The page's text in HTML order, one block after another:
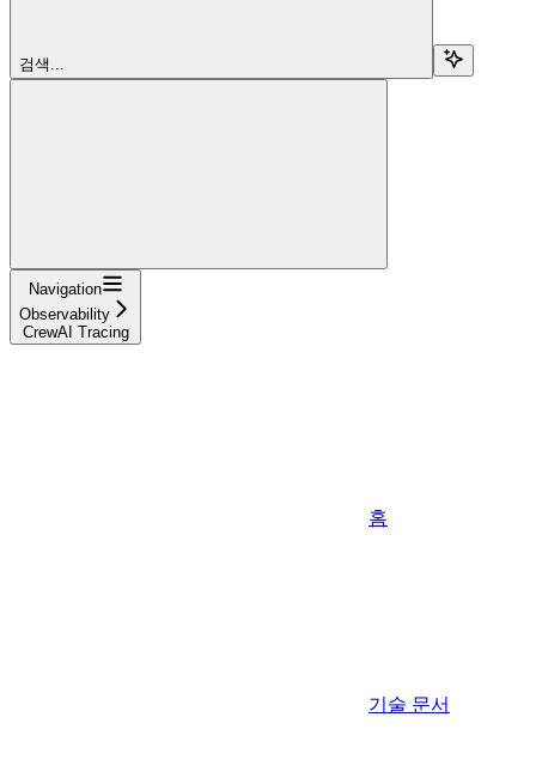
검색...
Navigation
Observability
CrewAI Tracing
홈
기술 문서